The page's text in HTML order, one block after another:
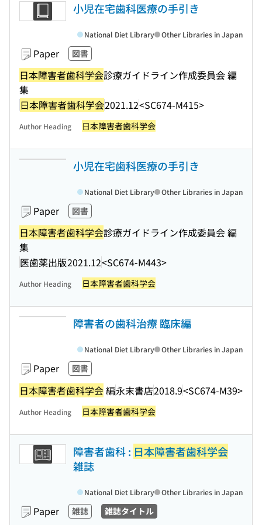
小児在宅歯科医療の手引き
Paper 図書
日本障害者歯科学会診療ガイドライン作成委員会 編
集
日本障害者歯科学会2021.12<SC674-M415>
National Diet Library Other Libraries in Japan
Author Heading 日本障害者歯科学会
小児在宅歯科医療の手引き
Paper 図書
日本障害者歯科学会診療ガイドライン作成委員会 編
集
医歯薬出版2021.12<SC674-M443>
National Diet Library Other Libraries in Japan
Author Heading 日本障害者歯科学会
障害者の歯科治療 臨床編
Paper 図書
日本障害者歯科学会編永末書店2018.9<SC674-M39>
National Diet Library Other Libraries in Japan
Author Heading 日本障害者歯科学会
障害者歯科 : 日本障害者歯科学会
雑誌
Paper 雑誌 雑誌タイトル
National Diet Library Other Libraries in Japan